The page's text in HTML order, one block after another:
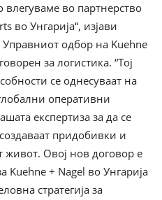
во партнерство
во Унгарија“, изјави
одбор на Kuehne
за логистика. “Тој
се однесуваат на
оперативни
експертиза за да се
придобивки и
живот. Овој нов договор е
Kuehne + Nagel во Унгарија
стратегија за